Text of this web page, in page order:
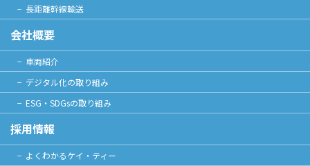
長距離幹線輸送
会社概要
車両紹介
デジタル化の取り組み
ESG・SDGsの取り組み
採用情報
よくわかるケイ・ティー